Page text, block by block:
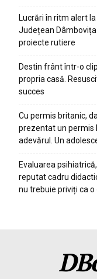
Lucrări în ritm alert
Județean
proiecte rutiere
Destin frânt într-o
propria casă.
succes
Cu permis britanic,
prezentat un permis
adevărul. Un
Evaluarea
reputat cadru
nu trebuie priviți ca